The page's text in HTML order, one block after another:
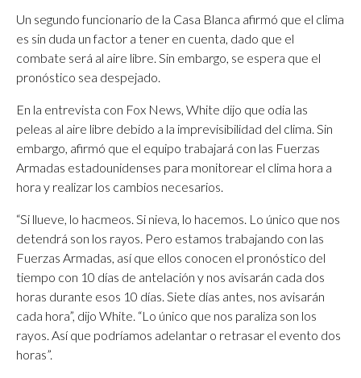
Un segundo funcionario de la Casa Blanca afirmó que el clima
es sin duda un factor a tener en cuenta, dado que el
combate será al aire libre. Sin embargo, se espera que el
pronóstico sea despejado.
En la entrevista con Fox News, White dijo que odia las
peleas al aire libre debido a la imprevisibilidad del clima. Sin
embargo, afirmó que el equipo trabajará con las Fuerzas
Armadas estadounidenses para monitorear el clima hora a
hora y realizar los cambios necesarios.
“Si llueve, lo hacmeos. Si nieva, lo hacemos. Lo único que nos
detendrá son los rayos. Pero estamos trabajando con las
Fuerzas Armadas, así que ellos conocen el pronóstico del
tiempo con 10 días de antelación y nos avisarán cada dos
horas durante esos 10 días. Siete días antes, nos avisarán
cada hora”, dijo White. “Lo único que nos paraliza son los
rayos. Así que podríamos adelantar o retrasar el evento dos
horas”.